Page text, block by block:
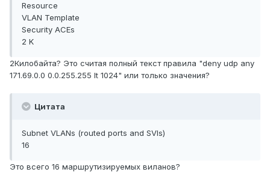
Resource
VLAN Template
Security ACEs
2 K
2Килобайта? Это считая полный текст правила "deny udp any
171.69.0.0 0.0.255.255 lt 1024" или только значения?
Цитата
Subnet VLANs (routed ports and SVIs)
16
Это всего 16 маршрутизируемых виланов?